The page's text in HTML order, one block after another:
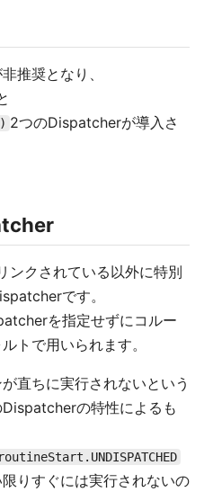
推奨となり、
2つのDispatcherが導入さ
ンクされている以外に特別
です。
を指定せずにコルー
トで用いられます。
直ちに実行されないという
の特性によるも
りすぐには実行されないの